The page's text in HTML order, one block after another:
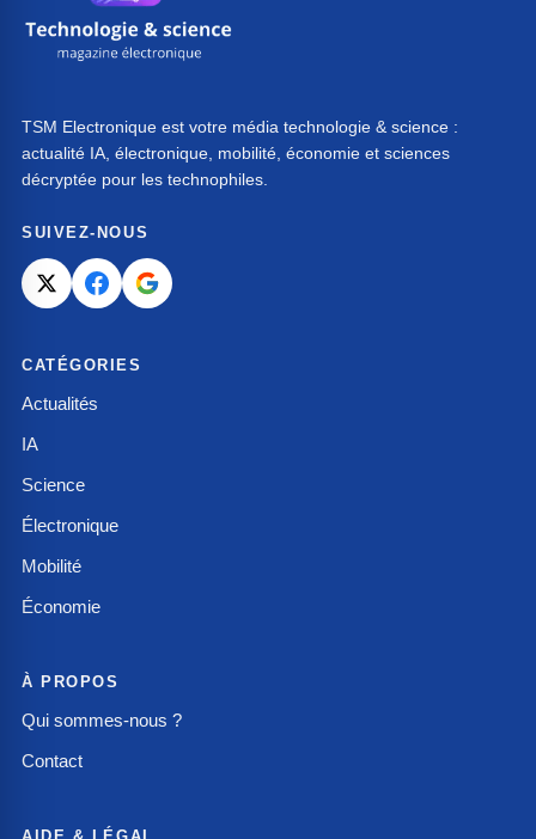
TSM Electronique est votre média technologie & science :
actualité IA, électronique, mobilité, économie et sciences
décryptée pour les technophiles.
SUIVEZ-NOUS
CATÉGORIES
Actualités
IA
Science
Électronique
Mobilité
Économie
À PROPOS
Qui sommes-nous ?
Contact